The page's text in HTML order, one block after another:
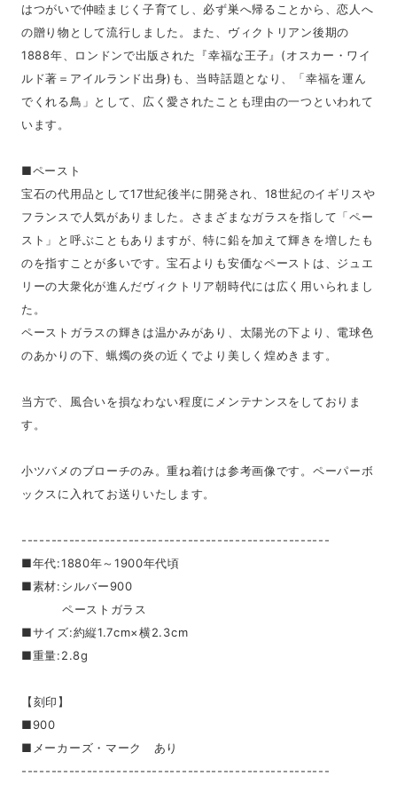
はつがいで仲睦まじく子育てし、必ず巣へ帰ることから、恋人へ
の贈り物として流行しました。また、ヴィクトリアン後期の
1888年、ロンドンで出版された『幸福な王子』(オスカー・ワイ
ルド著＝アイルランド出身)も、当時話題となり、「幸福を運ん
でくれる鳥」として、広く愛されたことも理由の一つといわれて
います。
■ペースト
宝石の代用品として17世紀後半に開発され、18世紀のイギリスや
フランスで人気がありました。さまざまなガラスを指して「ペー
スト」と呼ぶこともありますが、特に鉛を加えて輝きを増したも
のを指すことが多いです。宝石よりも安価なペーストは、ジュエ
リーの大衆化が進んだヴィクトリア朝時代には広く用いられまし
た。
ペーストガラスの輝きは温かみがあり、太陽光の下より、電球色
のあかりの下、蝋燭の炎の近くでより美しく煌めきます。
当方で、風合いを損なわない程度にメンテナンスをしておりま
す。
小ツバメのブローチのみ。重ね着けは参考画像です。ペーパーボ
ックスに入れてお送りいたします。
----------------------------------------------------
■年代:1880年～1900年代頃
■素材:シルバー900
ペーストガラス
■サイズ:約縦1.7cm×横2.3cm
■重量:2.8g
【刻印】
■900
■メーカーズ・マーク あり
----------------------------------------------------